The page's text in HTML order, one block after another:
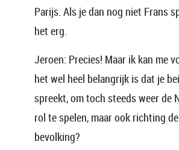
Parijs. Als je dan nog niet Frans
het erg.
Jeroen: Precies! Maar ik kan me
het wel heel belangrijk is dat je
spreekt, om toch steeds weer de
rol te spelen, maar ook richting
bevolking?